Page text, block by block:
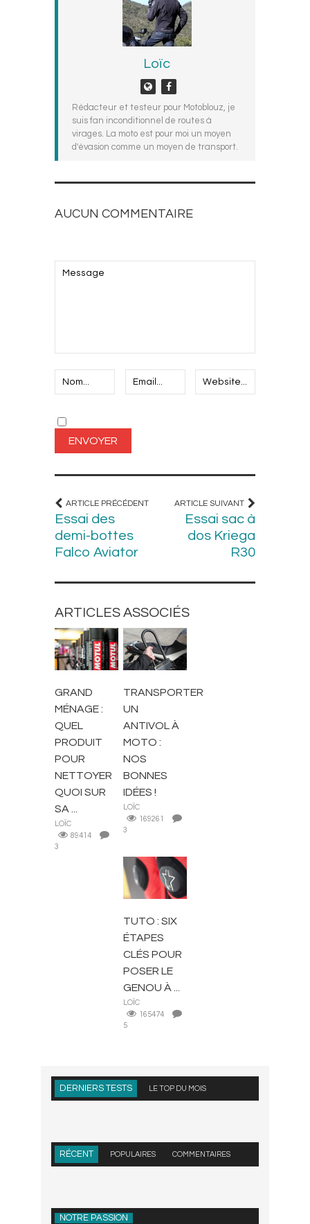
Loïc
Rédacteur et testeur pour Motoblouz, je
suis fan inconditionnel de routes à
virages. La moto est pour moi un moyen
d'évasion comme un moyen de transport.
AUCUN COMMENTAIRE
ARTICLE PRÉCÉDENT
Essai des
demi-bottes
Falco Aviator
ARTICLE SUIVANT
Essai sac à
dos Kriega
R30
ARTICLES ASSOCIÉS
CONSEILS
GRAND
MÉNAGE :
QUEL
PRODUIT
POUR
NETTOYER
QUOI SUR
SA ...
LOÏC
89414
3
CONSEILS
TRANSPORTER
UN
ANTIVOL À
MOTO :
NOS
BONNES
IDÉES !
LOÏC
169261
3
MOTO
RACING
TUTO : SIX
ÉTAPES
CLÉS POUR
POSER LE
GENOU À ...
LOÏC
165474
5
DERNIERS TESTS LE TOP DU MOIS
RÉCENT POPULAIRES COMMENTAIRES
NOTRE PASSION